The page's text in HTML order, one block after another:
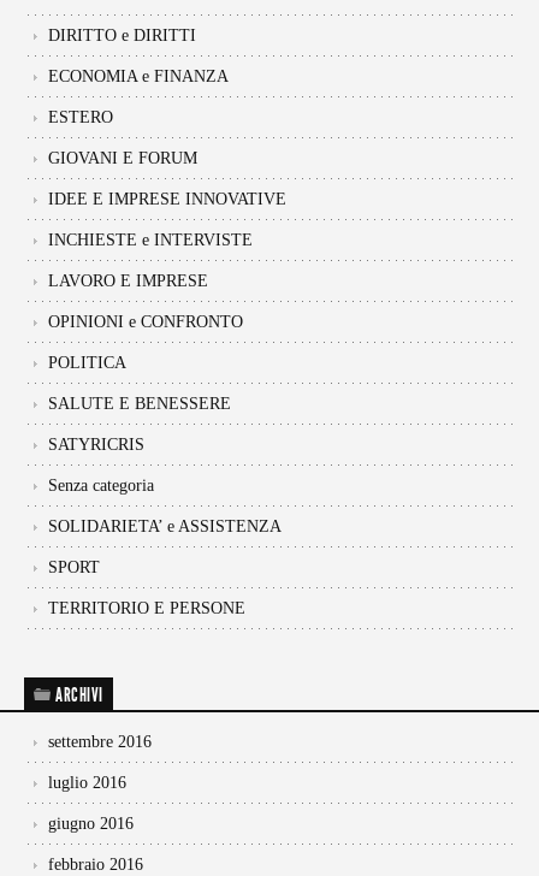
DIRITTO e DIRITTI
ECONOMIA e FINANZA
ESTERO
GIOVANI E FORUM
IDEE E IMPRESE INNOVATIVE
INCHIESTE e INTERVISTE
LAVORO E IMPRESE
OPINIONI e CONFRONTO
POLITICA
SALUTE E BENESSERE
SATYRICRIS
Senza categoria
SOLIDARIETA’ e ASSISTENZA
SPORT
TERRITORIO E PERSONE
ARCHIVI
settembre 2016
luglio 2016
giugno 2016
febbraio 2016